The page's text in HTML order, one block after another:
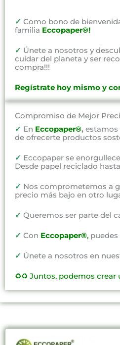
✓ Como bono de
familia Eccopaper®!
✓ Únete a nosotros y
cuidar del planeta y ser
compra!!!
Regístrate hoy mismo y
Compromiso de Mejor
✓ En Eccopaper®, estamos
de ofrecerte productos
✓ Eccopaper se
Desde papel reciclado
✓ Nos comprometemos a
precio más bajo en otro
✓ Queremos ser parte del
✓ Con Eccopaper®,
✓ Únete a nosotros en
♻️♻️ Juntos, podemos